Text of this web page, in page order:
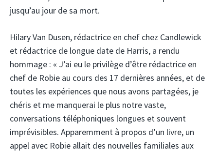
jusqu’au jour de sa mort.
Hilary Van Dusen, rédactrice en chef chez Candlewick
et rédactrice de longue date de Harris, a rendu
hommage : « J’ai eu le privilège d’être rédactrice en
chef de Robie au cours des 17 dernières années, et de
toutes les expériences que nous avons partagées, je
chéris et me manquerai le plus notre vaste,
conversations téléphoniques longues et souvent
imprévisibles. Apparemment à propos d’un livre, un
appel avec Robie allait des nouvelles familiales aux